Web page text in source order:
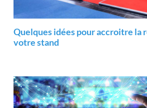
Quelques idées pour accroitre la
votre stand